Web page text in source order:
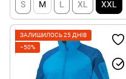
S M L XL XXL
ЗАЛИШИЛОСЬ 25 ДНІВ
−50%